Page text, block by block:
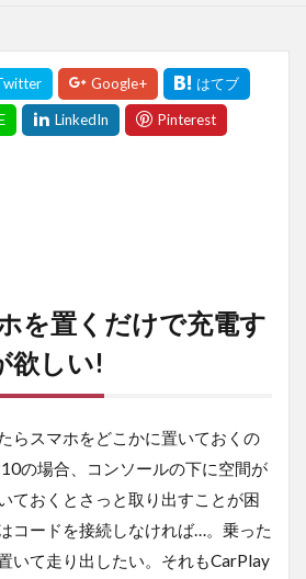
を置くだけで充電す
欲しい!
らスマホをどこかに置いておくの
の場合、コンソールの下に空間が
ておくとさっと取り出すことが困
コードを接続しなければ…。乗った
いて走り出したい。それもCarPlay